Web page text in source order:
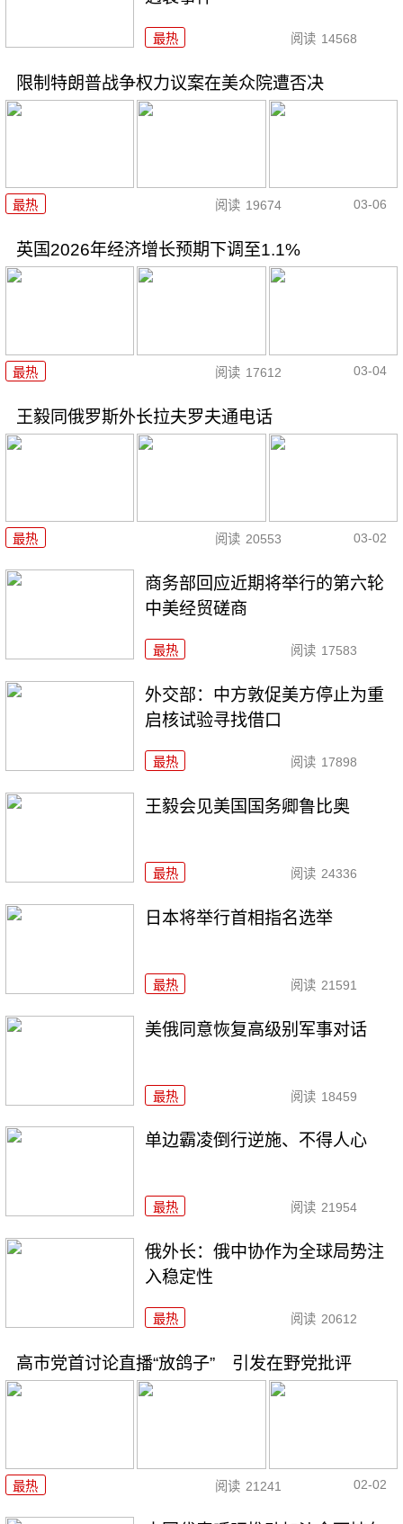
最热 阅读 14568
限制特朗普战争权力议案在美众院遭否决
最热 阅读 19674 03-06
英国2026年经济增长预期下调至1.1%
最热 阅读 17612 03-04
王毅同俄罗斯外长拉夫罗夫通电话
最热 阅读 20553 03-02
商务部回应近期将举行的第六轮
中美经贸磋商
最热 阅读 17583
外交部：中方敦促美方停止为重
启核试验寻找借口
最热 阅读 17898
王毅会见美国国务卿鲁比奥
最热 阅读 24336
日本将举行首相指名选举
最热 阅读 21591
美俄同意恢复高级别军事对话
最热 阅读 18459
单边霸凌倒行逆施、不得人心
最热 阅读 21954
俄外长：俄中协作为全球局势注
入稳定性
最热 阅读 20612
高市党首讨论直播“放鸽子” 引发在野党批评
最热 阅读 21241 02-02